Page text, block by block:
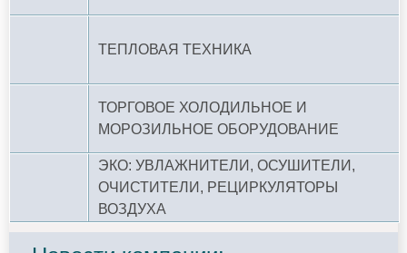
ТЕПЛОВАЯ ТЕХНИКА
ТОРГОВОЕ ХОЛОДИЛЬНОЕ И
МОРОЗИЛЬНОЕ ОБОРУДОВАНИЕ
ЭКО: УВЛАЖНИТЕЛИ, ОСУШИТЕЛИ,
ОЧИСТИТЕЛИ, РЕЦИРКУЛЯТОРЫ
ВОЗДУХА